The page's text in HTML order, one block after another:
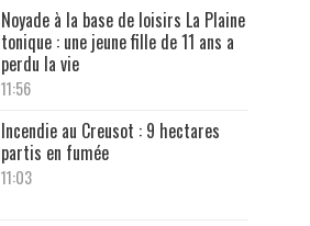
Noyade à la base de loisirs La Plaine
tonique : une jeune fille de 11 ans a
perdu la vie
11:56
Incendie au Creusot : 9 hectares
partis en fumée
11:03